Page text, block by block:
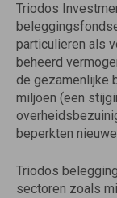
Triodos
particulieren als
beheerd
de gezamenlijke
miljoen (een
beperkten
Triodos
sectoren zoals